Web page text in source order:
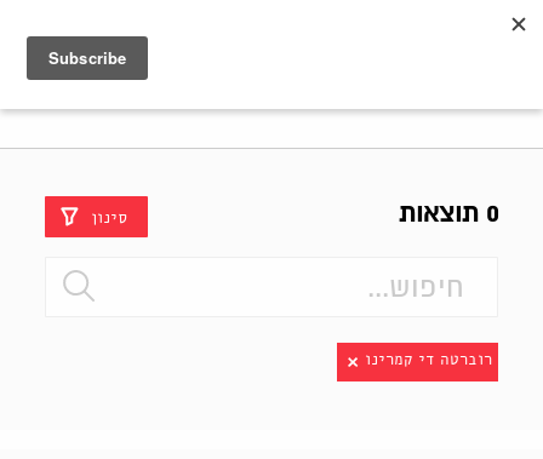
0 תוצאות סינון
רוברטה די קמרינו